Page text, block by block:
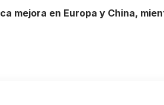
mejora en Europa y China,